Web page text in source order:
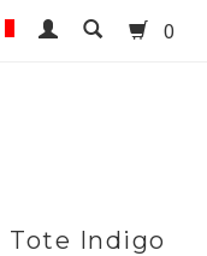
0
Indigo